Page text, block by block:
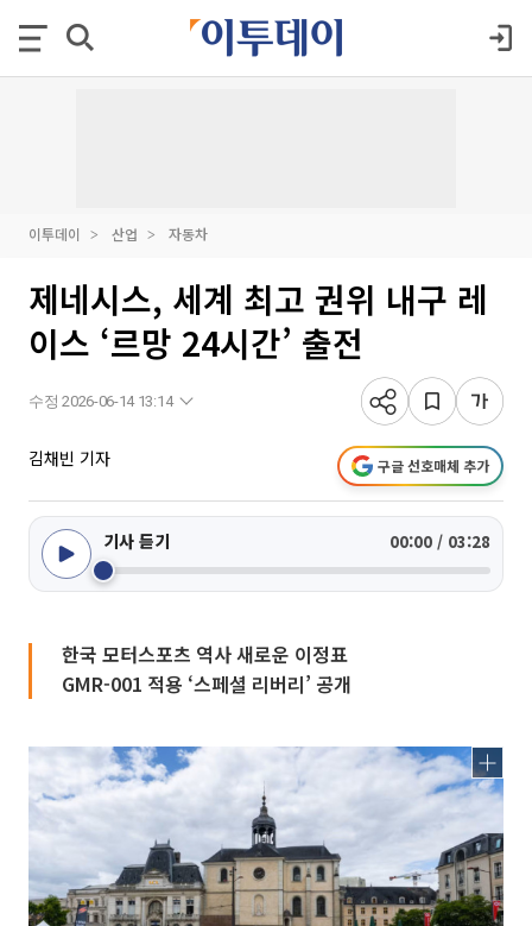
이투데이 산업 자동차
제네시스, 세계 최고 권위 내구 레
이스 ‘르망 24시간’ 출전
수정 2026-06-14 13:14
김채빈 기자 구글 선호매체 추가
기사 듣기 00:00 / 03:28
한국 모터스포츠 역사 새로운 이정표
GMR-001 적용 ‘스페셜 리버리’ 공개